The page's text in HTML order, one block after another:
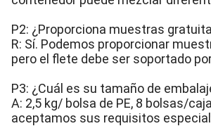
P2: ¿Proporciona muestras
R: Sí. Podemos proporcionar
pero el flete debe ser soportado
P3: ¿Cuál es su tamaño de
A: 2,5 kg/ bolsa de PE, 8 bolsas/
aceptamos sus requisitos